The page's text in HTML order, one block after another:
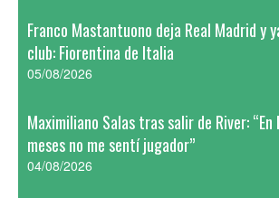
Franco Mastantuono deja Real Madrid y
club: Fiorentina de Italia
05/08/2026
Maximiliano Salas tras salir de River:
meses no me sentí jugador”
04/08/2026